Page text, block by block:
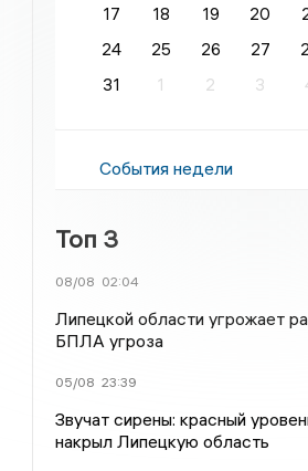
17
18 19 20
24
25 26 27
31
1 2 3
События недели
Топ 3
08/08 02:04
Липецкой области угрожает
БПЛА угроза
05/08 23:39
Звучат сирены: красный
накрыл Липецкую область